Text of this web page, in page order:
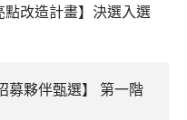
點改造計畫】決選入選
募夥伴甄選】 第一階